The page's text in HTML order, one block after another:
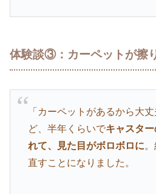
体験談③：カーペットが擦
「カーペットがあるから大
ど、半年くらいでキャスタ
れて、見た目がボロボロに
直すことになりました。